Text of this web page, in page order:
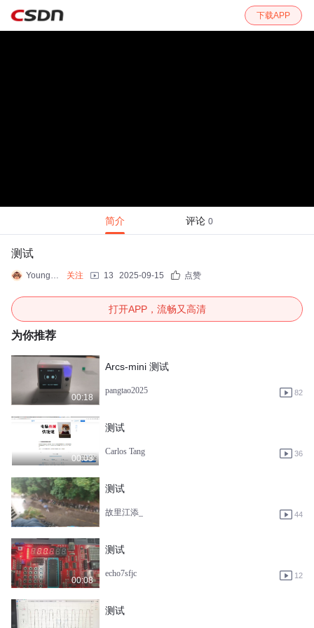
下载APP
简介 评论 0
测试
YoungFella 关注 13 2025-09-15 点赞
打开APP，流畅又高清
为你推荐
00:18
Arcs-mini 测试
pangtao2025 82
00:03
测试
Carlos Tang 36
测试
故里江添_ 44
00:08
测试
echo7sfjc 12
测试